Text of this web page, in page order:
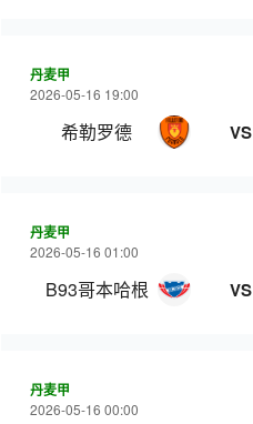
丹麦甲
2026-05-16 19:00
希勒罗德 VS
丹麦甲
2026-05-16 01:00
B93哥本哈根 VS
丹麦甲
2026-05-16 00:00